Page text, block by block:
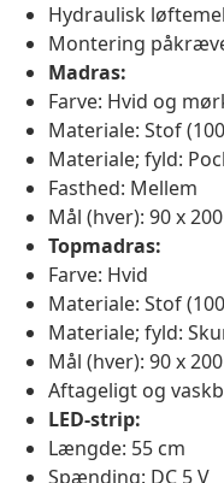
Hydraulisk
Montering
Madras:
Farve: Hvid og
Materiale: Stof
Materiale; fyld:
Fasthed: Mellem
Mål (hver): 90 x
Topmadras:
Farve: Hvid
Materiale: Stof
Materiale; fyld:
Mål (hver): 90 x
Aftageligt og
LED-strip:
Længde: 55 cm
Spænding: DC 5 V